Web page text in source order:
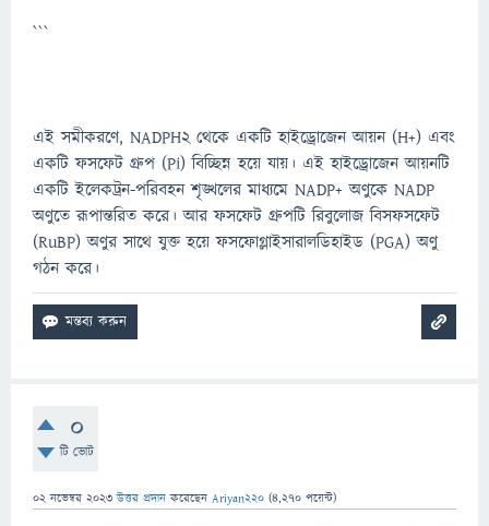
```
এই সমীকরণে, NADPH2 থেকে একটি হাইড্রোজেন আয়ন (H+) এবং
একটি ফসফেট গ্রুপ (Pi) বিচ্ছিন্ন হয়ে যায়। এই হাইড্রোজেন আয়নটি
একটি ইলেকট্রন-পরিবহন শৃঙ্খলের মাধ্যমে NADP+ অণুকে NADP
অণুতে রূপান্তরিত করে। আর ফসফেট গ্রুপটি রিবুলোজ বিসফসফেট
(RuBP) অণুর সাথে যুক্ত হয়ে ফসফোগ্লাইসারালডিহাইড (PGA) অণু
গঠন করে।
0
টি ভোট
02 নভেম্বর 2023 উত্তর প্রদান করেছেন Ariyan220 (4,270 পয়েন্ট)